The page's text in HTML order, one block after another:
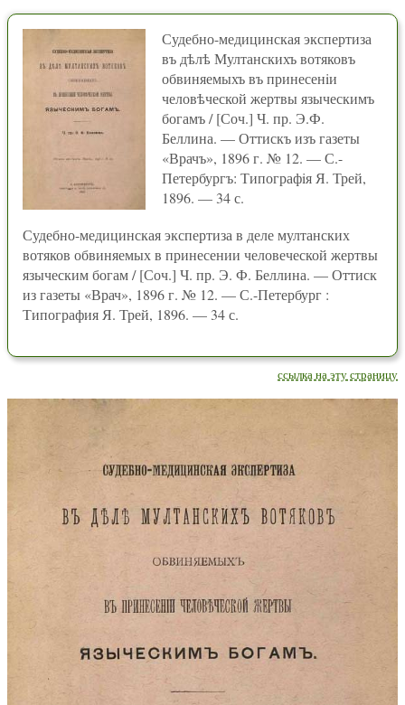
Судебно-медицинская экспертиза
въ дѣлѣ Мултанскихъ вотяковъ
обвиняемыхъ въ принесенiи
человѣческой жертвы языческимъ
богамъ / [Соч.] Ч. пр. Э.Ф.
Беллина. — Оттискъ изъ газеты
«Врачъ», 1896 г. № 12. — С.-
Петербургъ: Типографiя Я. Трей,
1896. — 34 с.
Судебно-медицинская экспертиза в деле мултанских
вотяков обвиняемых в принесении человеческой жертвы
языческим богам / [Соч.] Ч. пр. Э. Ф. Беллина. — Оттиск
из газеты «Врач», 1896 г. № 12. — С.-Петербург :
Типография Я. Трей, 1896. — 34 с.
ссылка на эту страницу